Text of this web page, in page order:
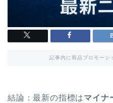
記事内に商品プロモーシ
結論：最新の指標はマイナ